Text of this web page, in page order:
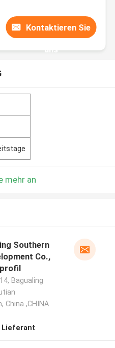
Kontaktieren Sie
uns
mehr an
Southern
Co.,
Bagualing
China ,CHINA